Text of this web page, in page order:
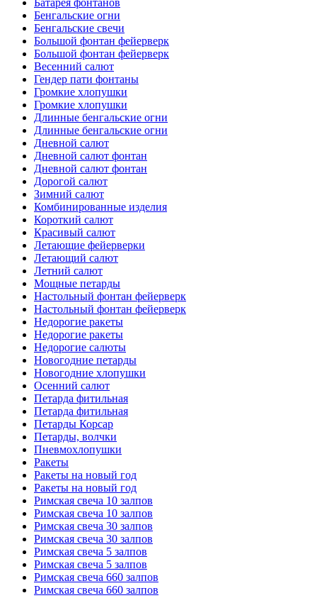
Батарея фонтанов
Бенгальские огни
Бенгальские свечи
Большой фонтан фейерверк
Большой фонтан фейерверк
Весенний салют
Гендер пати фонтаны
Громкие хлопушки
Громкие хлопушки
Длинные бенгальские огни
Длинные бенгальские огни
Дневной салют
Дневной салют фонтан
Дневной салют фонтан
Дорогой салют
Зимний салют
Комбинированные изделия
Короткий салют
Красивый салют
Летающие фейерверки
Летающий салют
Летний салют
Мощные петарды
Настольный фонтан фейерверк
Настольный фонтан фейерверк
Недорогие ракеты
Недорогие ракеты
Недорогие салюты
Новогодние петарды
Новогодние хлопушки
Осенний салют
Петарда фитильная
Петарда фитильная
Петарды Корсар
Петарды, волчки
Пневмохлопушки
Ракеты
Ракеты на новый год
Ракеты на новый год
Римская свеча 10 залпов
Римская свеча 10 залпов
Римская свеча 30 залпов
Римская свеча 30 залпов
Римская свеча 5 залпов
Римская свеча 5 залпов
Римская свеча 660 залпов
Римская свеча 660 залпов